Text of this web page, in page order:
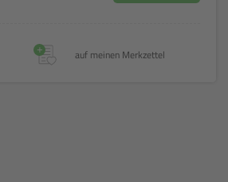
auf meinen Merkzettel
+